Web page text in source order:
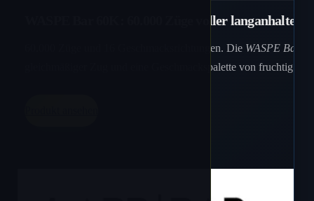
WASPE Bar 60K: 60.000 Züge voller
60.000 Züge und 16 Geschmacksrichtungen. Die WASPE Bar
gleichmäßiger Zug und eine Geschmackspalette von fruchtig